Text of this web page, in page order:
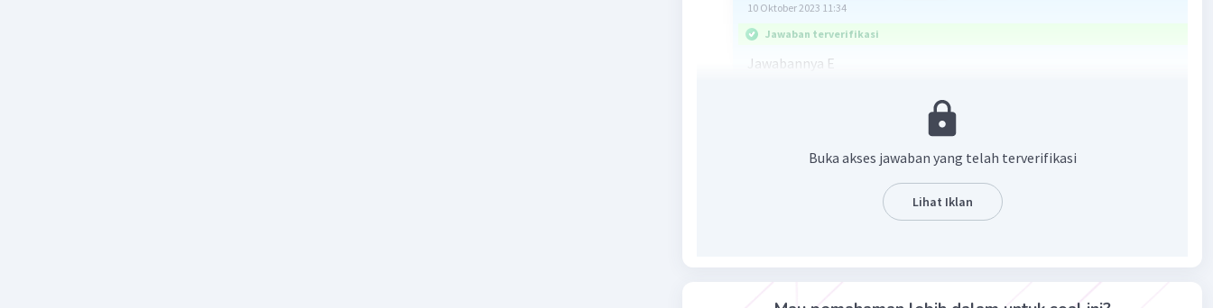
10 Oktober 2023 11:34
Jawaban terverifikasi
Jawabannya E
Urbanisasi memiliki dampak signifikan terhadap karakteristik sosial
kota. Salah satunya adalah munculnya masyarakat yg heterogen.
Masyarakat heterogen adalah masyarakat yg terdiri dari berbagai
kelompok masyarakat dari berbagai latar belakang.
Terbentuknya masyarakat heterogen di kota disebabkan oleh dua
beragam inilah yg menyebabkan masyarakat kota menjadi lebih
Buka akses jawaban yang telah terverifikasi
Lihat Iklan